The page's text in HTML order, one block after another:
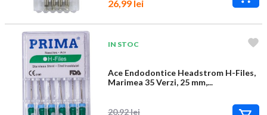
26,99 lei
IN STOC
Ace Endodontice Headstrom H-Files,
Marimea 35 Verzi, 25 mm,...
20,92 lei